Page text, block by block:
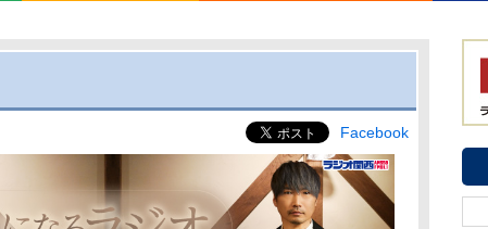
Facebook